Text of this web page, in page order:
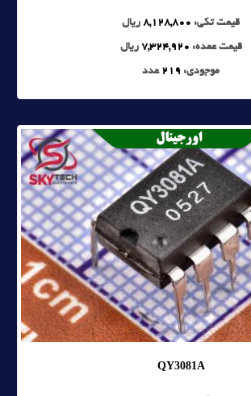
قیمت تکی: 8,128,800 ریال
قیمت عمده: 7,324,920 ریال
موجودی: 219 عدد
QY3081A